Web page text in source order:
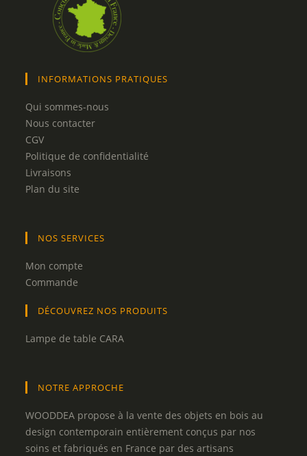
INFORMATIONS PRATIQUES
Qui sommes-nous
Nous contacter
CGV
Politique de confidentialité
Livraisons
Plan du site
NOS SERVICES
Mon compte
Commande
DÉCOUVREZ NOS PRODUITS
Lampe de table CARA
NOTRE APPROCHE
WOODDEA propose à la vente des objets en bois au
design contemporain entièrement conçus par nos
soins et fabriqués en France par des artisans